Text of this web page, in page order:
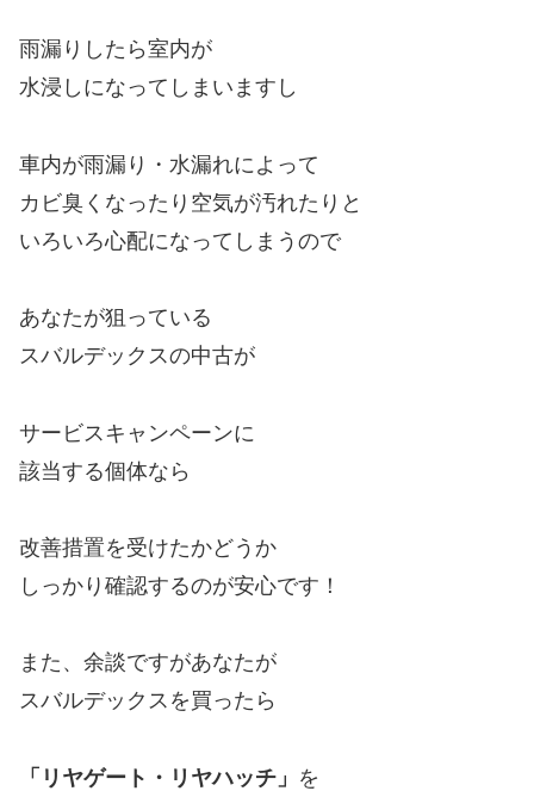
雨漏りしたら室内が
水浸しになってしまいますし
車内が雨漏り・水漏れによって
カビ臭くなったり空気が汚れたりと
いろいろ心配になってしまうので
あなたが狙っている
スバルデックスの中古が
サービスキャンペーンに
該当する個体なら
改善措置を受けたかどうか
しっかり確認するのが安心です！
また、余談ですがあなたが
スバルデックスを買ったら
「リヤゲート・リヤハッチ」 を